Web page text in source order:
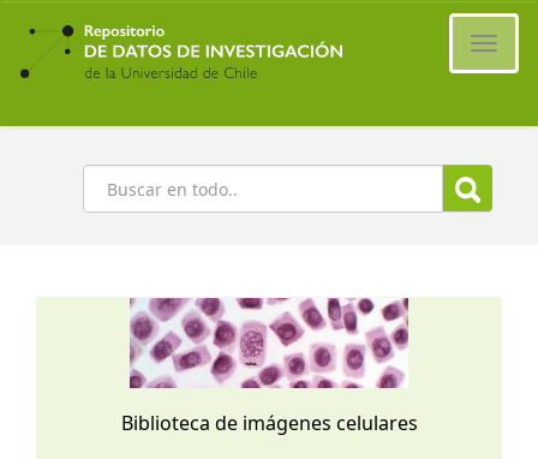
Ir
contenido
principal
Buscar
Biblioteca de imágenes celulares